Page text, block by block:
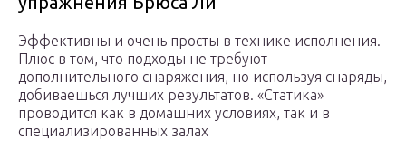
Эффективны и очень просты в технике исполнения.
Плюс в том, что подходы не требуют
дополнительного снаряжения, но используя снаряды,
добиваешься лучших результатов. «Статика»
проводится как в домашних условиях, так и в
специализированных залах